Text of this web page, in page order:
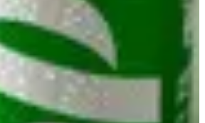
أضف للسلَة
كرك ستيشن
مساعدة